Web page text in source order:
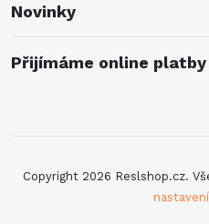
Novinky
Přijímáme online platby
Copyright 2026 Reslshop.cz.